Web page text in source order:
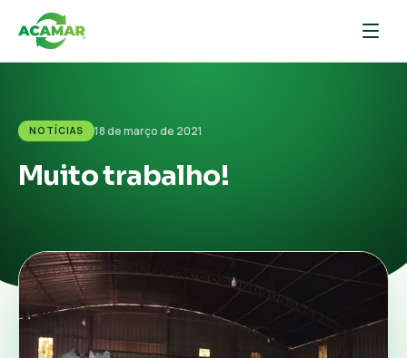
NOTÍCIAS 18 de março de 2021
Muito trabalho!